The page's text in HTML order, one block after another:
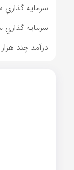
سرمايه گذاري
سرمايه گذاري
درآمد چند